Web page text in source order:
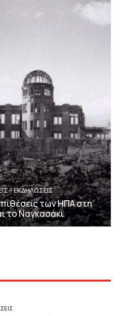
- ΕΚΔΗΛΩΣΕΙΣ
των ΗΠΑ στη
το Ναγκασάκι